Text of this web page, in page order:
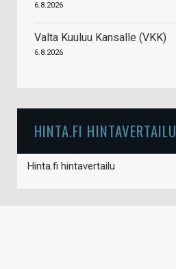
6.8.2026
Valta Kuuluu Kansalle (VKK)
6.8.2026
HINTA.FI HINTAVERTAILU
Hinta.fi hintavertailu